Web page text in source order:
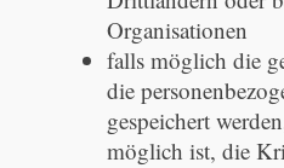
Organisationen
falls möglich die
die
gespeichert
möglich ist, die